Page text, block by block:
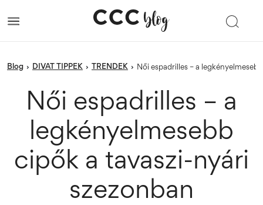
blog › DIVAT TIPPEK › TRENDEK › Női espadrilles – a
Női espadrilles – a
legkényelmesebb
cipők a tavaszi-nyári
szezonban